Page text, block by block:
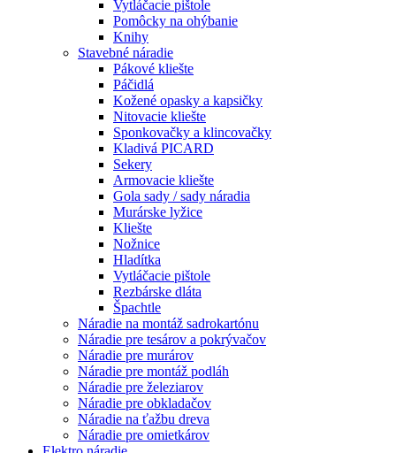
Vytláčacie pištole
Pomôcky na ohýbanie
Knihy
Stavebné náradie
Pákové kliešte
Páčidlá
Kožené opasky a kapsičky
Nitovacie kliešte
Sponkovačky a klincovačky
Kladivá PICARD
Sekery
Armovacie kliešte
Gola sady / sady náradia
Murárske lyžice
Kliešte
Nožnice
Hladítka
Vytláčacie pištole
Rezbárske dláta
Špachtle
Náradie na montáž sadrokartónu
Náradie pre tesárov a pokrývačov
Náradie pre murárov
Náradie pre montáž podláh
Náradie pre železiarov
Náradie pre obkladačov
Náradie na ťažbu dreva
Náradie pre omietkárov